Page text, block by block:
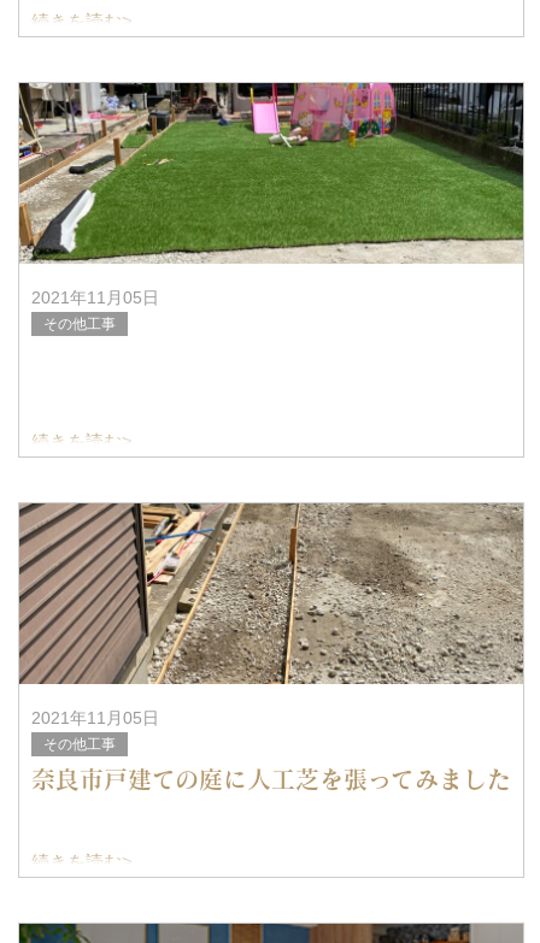
続きを読む>
2021年11月05日
その他工事
続きを読む>
2021年11月05日
その他工事
奈良市戸建ての庭に人工芝を張ってみました
続きを読む>